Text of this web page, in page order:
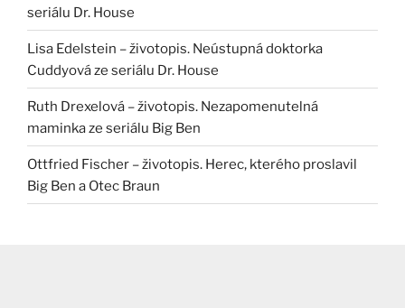
seriálu Dr. House
Lisa Edelstein – životopis. Neústupná doktorka
Cuddyová ze seriálu Dr. House
Ruth Drexelová – životopis. Nezapomenutelná
maminka ze seriálu Big Ben
Ottfried Fischer – životopis. Herec, kterého proslavil
Big Ben a Otec Braun